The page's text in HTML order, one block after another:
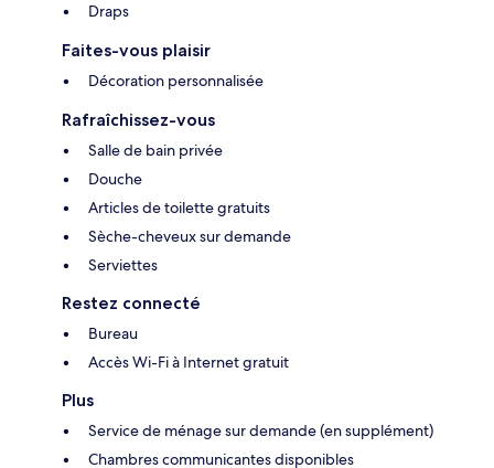
Draps
Faites-vous plaisir
Décoration personnalisée
Rafraîchissez-vous
Salle de bain privée
Douche
Articles de toilette gratuits
Sèche-cheveux sur demande
Serviettes
Restez connecté
Bureau
Accès Wi-Fi à Internet gratuit
Plus
Service de ménage sur demande (en supplément)
Chambres communicantes disponibles